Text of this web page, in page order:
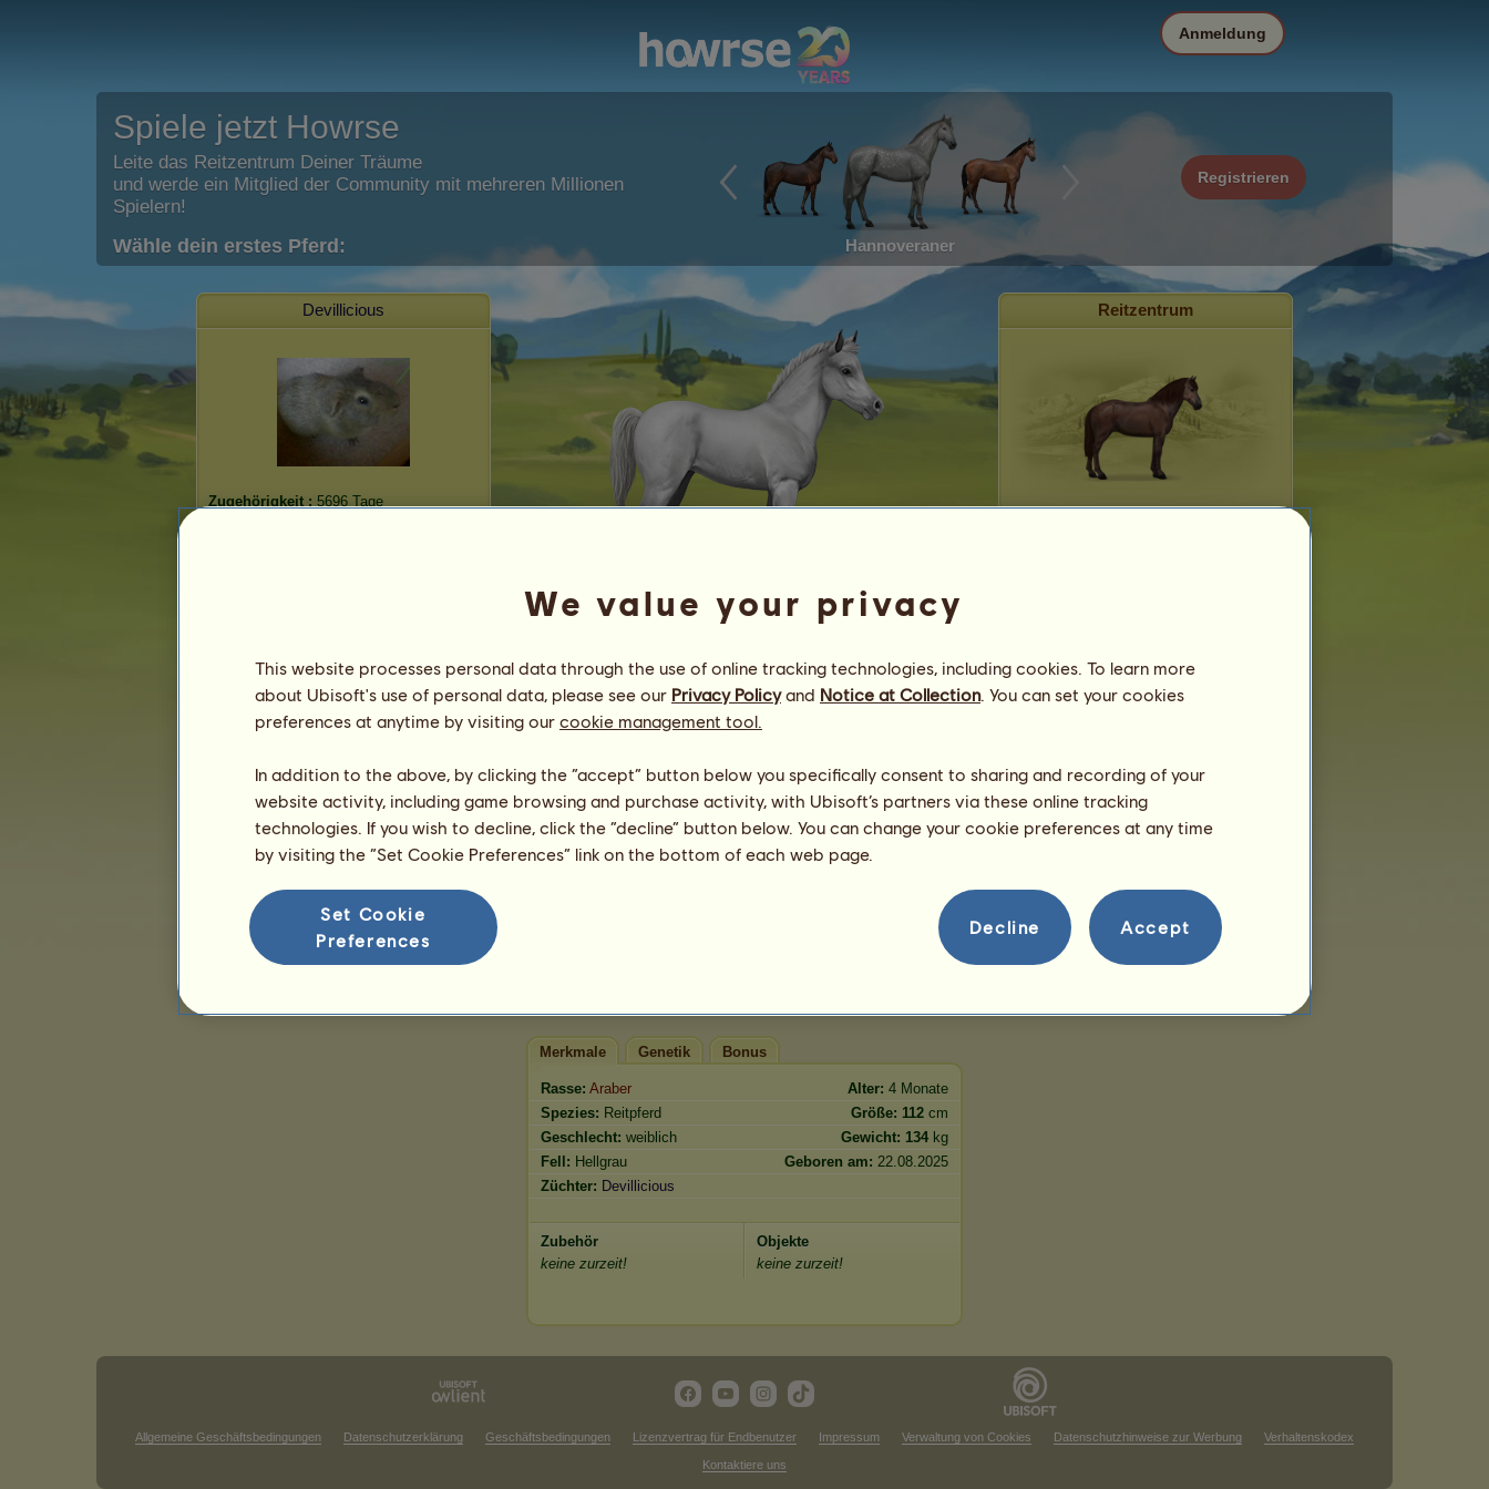
Spiele jetzt Howrse
Leite das Reitzentrum Deiner Träume
und werde ein Mitglied der Community mit mehreren Millionen
Spielern!
Wähle dein erstes Pferd: Hannoveraner
Registrieren
Anmeldung
Devillicious
Zugehörigkeit : 5696 Tage
Die Gesamtrangliste
Die Platzierung für die Rasse
S mix
08:00
Gesundheit
100%
Moral
100
Fähigkeiten Insgesamt:
0.00
0.00
Merkmale Genetik Bonus
Rasse: Araber Alter: 4 Monate
Spezies: Reitpferd Größe: 112 cm
Geschlecht: weiblich Gewicht: 134 kg
Fell: Hellgrau Geboren am: 22.08.2025
Züchter: Devillicious
Zubehör
keine zurzeit!
Objekte
keine zurzeit!
Reitzentrum
S mix kann ab einem Alter von
Sie ist im Augenblick erst 4
Fortpflanzung
Allgemeine Geschäftsbedingungen Datenschutzerklärung Geschäftsbedingungen Lizenzvertrag für Endbenutzer Impressum Verwaltung von Cookies Datenschutzhinweise zur Werbung Verhaltenskodex
Kontaktiere uns
We value your privacy
This website processes personal data through the use of online tracking technologies, including cookies. To learn more
about Ubisoft's use of personal data, please see our Privacy Policyand Notice at Collection. You can set your cookies
preferences at anytime by visiting our cookie management tool.
In addition to the above, by clicking the “accept” button below you specifically consent to sharing and recording of your
website activity, including game browsing and purchase activity, with Ubisoft’s partners via these online tracking
technologies. If you wish to decline, click the “decline” button below. You can change your cookie preferences at any time
by visiting the “Set Cookie Preferences” link on the bottom of each web page.
Set Cookie
Preferences
Decline Accept